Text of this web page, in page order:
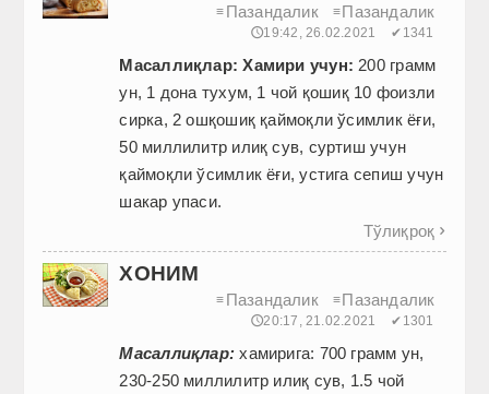
≡ Пазандалик ≡Пазандалик
🕔19:42, 26.02.2021 ✔1341
Масаллиқлар: Хамири учун: 200 грамм
ун, 1 дона тухум, 1 чой қошиқ 10 фоизли
сирка, 2 ошқошиқ қаймоқли ўсимлик ёғи,
50 миллилитр илиқ сув, суртиш учун
қаймоқли ўсимлик ёғи, устига сепиш учун
шакар упаси.
Тўлиқроқ 
ХОНИМ
≡ Пазандалик ≡Пазандалик
🕔20:17, 21.02.2021 ✔1301
Масаллиқлар:хамирига: 700 грамм ун,
230-250 миллилитр илиқ сув, 1.5 чой